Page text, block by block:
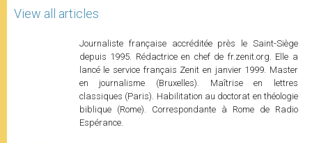
View all articles
Journaliste française accréditée près le Saint-Siège
depuis 1995. Rédactrice en chef de fr.zenit.org. Elle a
lancé le service français Zenit en janvier 1999. Master
en journalisme (Bruxelles). Maîtrise en lettres
classiques (Paris). Habilitation au doctorat en théologie
biblique (Rome). Correspondante à Rome de Radio
Espérance.